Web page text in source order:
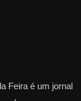
Feira é um jornal